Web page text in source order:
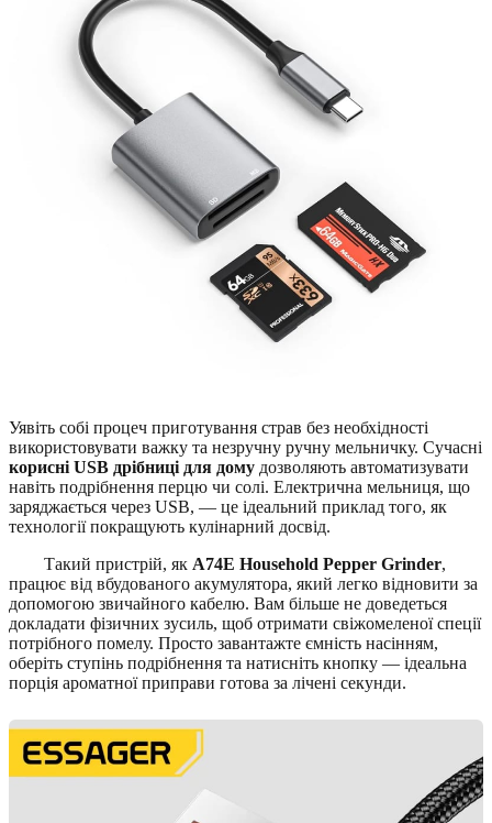
Уявіть собі процеч приготування страв без необхідності
використовувати важку та незручну ручну мельничку. Сучасні
корисні USB дрібниці для дому дозволяють автоматизувати
навіть подрібнення перцю чи солі. Електрична мельниця, що
заряджається через USB, — це ідеальний приклад того, як
технології покращують кулінарний досвід.
Такий пристрій, як A74E Household Pepper Grinder,
працює від вбудованого акумулятора, який легко відновити за
допомогою звичайного кабелю. Вам більше не доведеться
докладати фізичних зусиль, щоб отримати свіжомеленої спеції
потрібного помелу. Просто завантажте ємність насінням,
оберіть ступінь подрібнення та натисніть кнопку — ідеальна
порція ароматної приправи готова за лічені секунди.